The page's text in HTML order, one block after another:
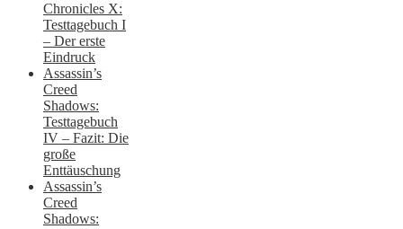
Chronicles X:
Testtagebuch I
– Der erste
Eindruck
Assassin’s
Creed
Shadows:
Testtagebuch
IV – Fazit: Die
große
Enttäuschung
Assassin’s
Creed
Shadows: